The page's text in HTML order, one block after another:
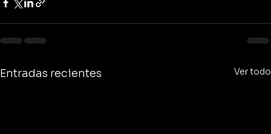
Entradas recientes Ver todo